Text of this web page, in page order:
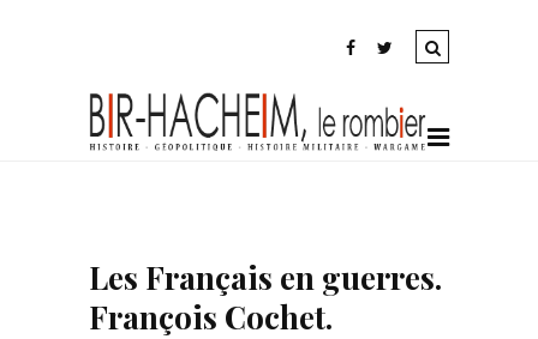
Les Français en guerres.
François Cochet.